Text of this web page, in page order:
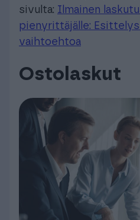
sivulta: Ilmainen
pienyrittäjälle:
vaihtoehtoa
Ostolaskut